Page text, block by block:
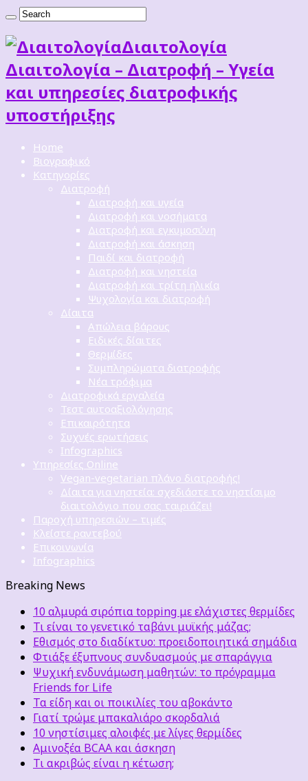
Διαιτoλογία
Διαιτολογία – Διατροφή – Υγεία
και υπηρεσίες διατροφικής
υποστήριξης
Home
Βιογραφικό
Κατηγορίες
Διατροφή
Διατροφή και υγεία
Διατροφή και νοσήματα
Διατροφή και εγκυμοσύνη
Διατροφή και άσκηση
Παιδί και διατροφή
Διατροφή και νηστεία
Διατροφή και τρίτη ηλικία
Ψυχολογία και διατροφή
Δίαιτα
Απώλεια βάρους
Ειδικές δίαιτες
Θερμίδες
Συμπληρώματα διατροφής
Νέα τρόφιμα
Διατροφικά εργαλεία
Τεστ αυτοαξιολόγησης
Επικαιρότητα
Συχνές ερωτήσεις
Infographics
Υπηρεσίες Online
Vegan-vegetarian πλάνο διατροφής!
Δίαιτα για νηστεία: σχεδιάστε το νηστίσιμο
διαιτολόγιο που σας ταιριάζει!
Παροχή υπηρεσιών – τιμές
Κλείστε ραντεβού
Επικοινωνία
Infographics
Breaking News
10 αλμυρά σιρόπια topping με ελάχιστες θερμίδες
Τι είναι το γενετικό ταβάνι μυϊκής μάζας;
Εθισμός στο διαδίκτυο: προειδοποιητικά σημάδια
Φτιάξε έξυπνους συνδυασμούς με σπαράγγια
Ψυχική ενδυνάμωση μαθητών: το πρόγραμμα
Friends for Life
Τα είδη και οι ποικιλίες του αβοκάντο
Γιατί τρώμε μπακαλιάρο σκορδαλιά
10 νηστίσιμες αλοιφές με λίγες θερμίδες
Αμινοξέα BCAA και άσκηση
Τι ακριβώς είναι η κέτωση;